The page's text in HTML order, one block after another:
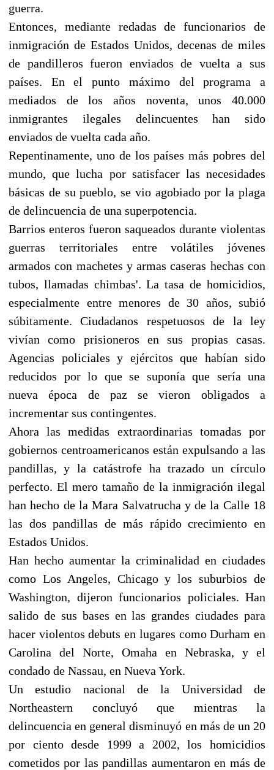
guerra.
Entonces, mediante redadas de funcionarios de
inmigración de Estados Unidos, decenas de miles
de pandilleros fueron enviados de vuelta a sus
países. En el punto máximo del programa a
mediados de los años noventa, unos 40.000
inmigrantes ilegales delincuentes han sido
enviados de vuelta cada año.
Repentinamente, uno de los países más pobres del
mundo, que lucha por satisfacer las necesidades
básicas de su pueblo, se vio agobiado por la plaga
de delincuencia de una superpotencia.
Barrios enteros fueron saqueados durante violentas
guerras territoriales entre volátiles jóvenes
armados con machetes y armas caseras hechas con
tubos, llamadas chimbas'. La tasa de homicidios,
especialmente entre menores de 30 años, subió
súbitamente. Ciudadanos respetuosos de la ley
vivían como prisioneros en sus propias casas.
Agencias policiales y ejércitos que habían sido
reducidos por lo que se suponía que sería una
nueva época de paz se vieron obligados a
incrementar sus contingentes.
Ahora las medidas extraordinarias tomadas por
gobiernos centroamericanos están expulsando a las
pandillas, y la catástrofe ha trazado un círculo
perfecto. El mero tamaño de la inmigración ilegal
han hecho de la Mara Salvatrucha y de la Calle 18
las dos pandillas de más rápido crecimiento en
Estados Unidos.
Han hecho aumentar la criminalidad en ciudades
como Los Angeles, Chicago y los suburbios de
Washington, dijeron funcionarios policiales. Han
salido de sus bases en las grandes ciudades para
hacer violentos debuts en lugares como Durham en
Carolina del Norte, Omaha en Nebraska, y el
condado de Nassau, en Nueva York.
Un estudio nacional de la Universidad de
Northeastern concluyó que mientras la
delincuencia en general disminuyó en más de un 20
por ciento desde 1999 a 2002, los homicidios
cometidos por las pandillas aumentaron en más de